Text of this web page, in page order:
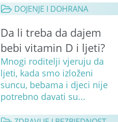
DOJENJE I DOHRANA
Da li treba da dajem
bebi vitamin D i ljeti?
Mnogi roditelji vjeruju da
ljeti, kada smo izloženi
suncu, bebama i djeci nije
potrebno davati su...